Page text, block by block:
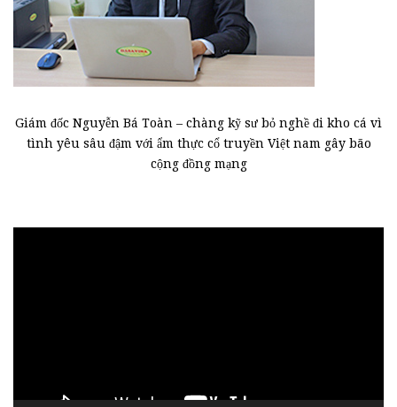
Giám đốc Nguyễn Bá Toàn – chàng kỹ sư bỏ nghề đi kho cá vì
tình yêu sâu đậm với ẩm thực cổ truyền Việt nam gây bão
cộng đồng mạng